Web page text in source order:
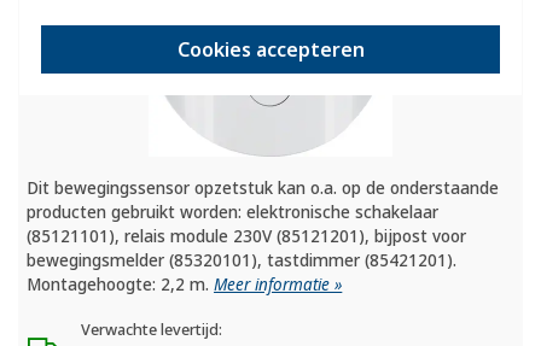
Cookies accepteren
Dit bewegingssensor opzetstuk kan o.a. op de onderstaande
producten gebruikt worden: elektronische schakelaar
(85121101), relais module 230V (85121201), bijpost voor
bewegingsmelder (85320101), tastdimmer (85421201).
Montagehoogte: 2,2 m.Meer informatie »
Verwachte levertijd: